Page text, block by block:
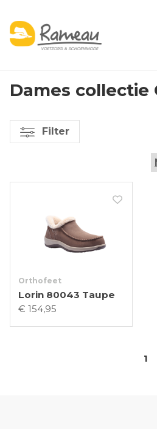
Dames
Filter
Orthofeet
Lorin 80043 Taupe
€ 154,95
1